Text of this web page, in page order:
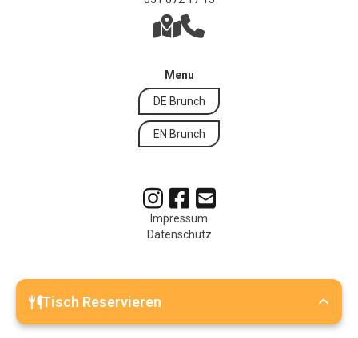

Menu
DE Brunch
EN Brunch
Impressum
Datenschutz
Tisch Reservieren 